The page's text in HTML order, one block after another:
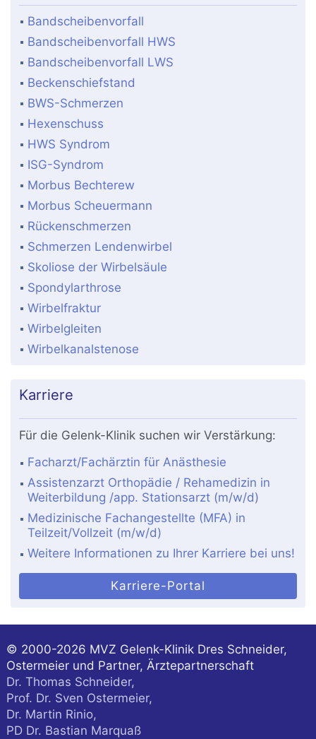
Bandscheibenvorfall
Bandscheibenvorfall HWS
Bandscheibenvorfall LWS
Beckenschiefstand
BWS-Schmerzen
Hexenschuss
HWS Syndrom
ISG-Syndrom
Morbus Bechterew
Morbus Scheuermann
Rückenschmerzen
Schmerzen Lendenwirbel
Skoliose der Wirbelsäule
Spondylarthrose
Wirbelfraktur
Wirbelgleiten
Wirbelkanalstenose
Karriere
Für die Gelenk-Klinik suchen wir Verstärkung:
Facharzt/Fachärztin für Anästhesie
Assistenzarzt Orthopädie / Rehamedizin in
Weiterbildung /app. Stationsarzt (m/w/d)
Medizinische Fachangestellte (MFA) in
Teilzeit/Vollzeit (m/w/d)
Weitere Informationen zu Ihrer Karriere bei uns!
Karriere-Portal
© 2000-2026 MVZ Gelenk-Klinik Dres Schneider,
Ostermeier und Partner, Ärztepartnerschaft
Dr. Thomas Schneider,
Prof. Dr. Sven Ostermeier,
Dr. Martin Rinio,
PD Dr. Bastian Marquaß